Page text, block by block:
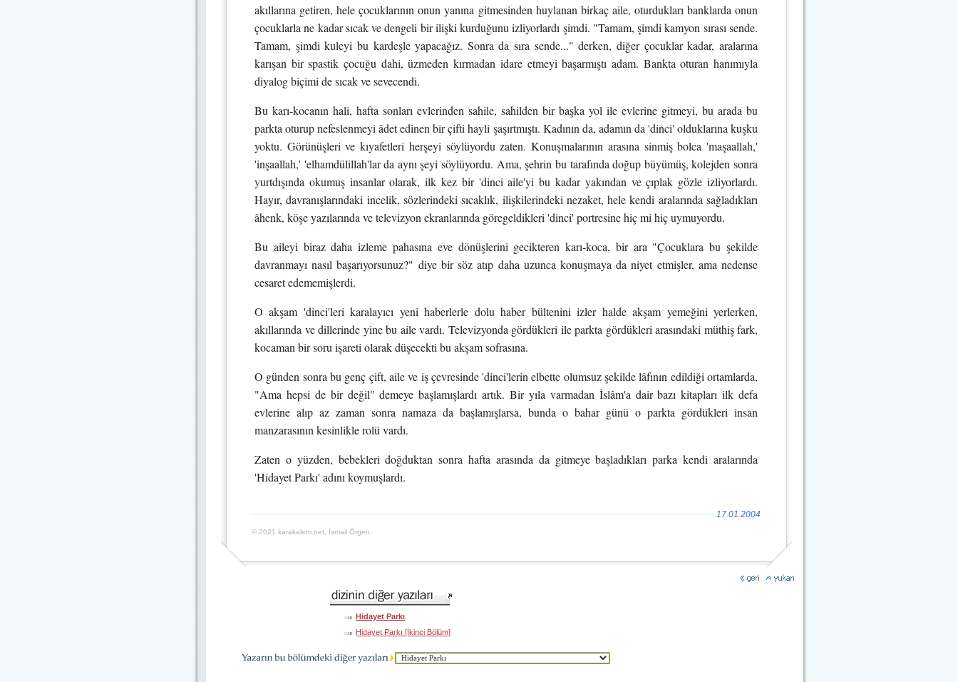
akıllarına getiren, hele çocuklarının onun yanına gitmesinden huylanan birkaç aile, oturdukları banklarda onun
çocuklarla ne kadar sıcak ve dengeli bir ilişki kurduğunu izliyorlardı şimdi. "Tamam, şimdi kamyon sırası sende.
Tamam, şimdi kuleyi bu kardeşle yapacağız. Sonra da sıra sende..." derken, diğer çocuklar kadar, aralarına
karışan bir spastik çocuğu dahi, üzmeden kırmadan idare etmeyi başarmıştı adam. Bankta oturan hanımıyla
diyalog biçimi de sıcak ve sevecendi.
Bu karı-kocanın hali, hafta sonları evlerinden sahile, sahilden bir başka yol ile evlerine gitmeyi, bu arada bu
parkta oturup nefeslenmeyi âdet edinen bir çifti hayli şaşırtmıştı. Kadının da, adamın da 'dinci' olduklarına kuşku
yoktu. Görünüşleri ve kıyafetleri herşeyi söylüyordu zaten. Konuşmalarının arasına sinmiş bolca 'maşaallah,'
'inşaallah,' 'elhamdülillah'lar da aynı şeyi söylüyordu. Ama, şehrin bu tarafında doğup büyümüş, kolejden sonra
yurtdışında okumuş insanlar olarak, ilk kez bir 'dinci aile'yi bu kadar yakından ve çıplak gözle izliyorlardı.
Hayır, davranışlarındaki incelik, sözlerindeki sıcaklık, ilişkilerindeki nezaket, hele kendi aralarında sağladıkları
âhenk, köşe yazılarında ve televizyon ekranlarında göregeldikleri 'dinci' portresine hiç mi hiç uymuyordu.
Bu aileyi biraz daha izleme pahasına eve dönüşlerini gecikteren karı-koca, bir ara "Çocuklara bu şekilde
davranmayı nasıl başarıyorsunuz?" diye bir söz atıp daha uzunca konuşmaya da niyet etmişler, ama nedense
cesaret edememişlerdi.
O akşam 'dinci'leri karalayıcı yeni haberlerle dolu haber bültenini izler halde akşam yemeğini yerlerken,
akıllarında ve dillerinde yine bu aile vardı. Televizyonda gördükleri ile parkta gördükleri arasındaki müthiş fark,
kocaman bir soru işareti olarak düşecekti bu akşam sofrasına.
O günden sonra bu genç çift, aile ve iş çevresinde 'dinci'lerin elbette olumsuz şekilde lâfının edildiği ortamlarda,
"Ama hepsi de bir değil" demeye başlamışlardı artık. Bir yıla varmadan İslâm'a dair bazı kitapları ilk defa
evlerine alıp az zaman sonra namaza da başlamışlarsa, bunda o bahar günü o parkta gördükleri insan
manzarasının kesinlikle rolü vardı.
Zaten o yüzden, bebekleri doğduktan sonra hafta arasında da gitmeye başladıkları parka kendi aralarında
'Hidayet Parkı' adını koymuşlardı.
17.01.2004
© 2021 karakalem.net, İsmail Örgen
Hidayet Parkı
Hidayet Parkı [İkinci Bölüm]